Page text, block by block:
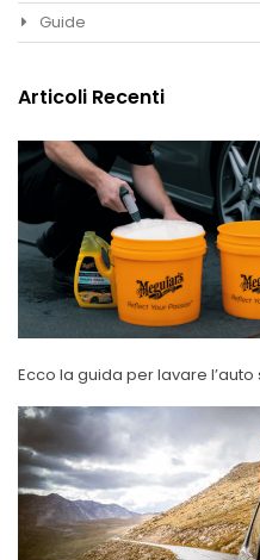
Guide
Articoli Recenti
Ecco la guida per lavare